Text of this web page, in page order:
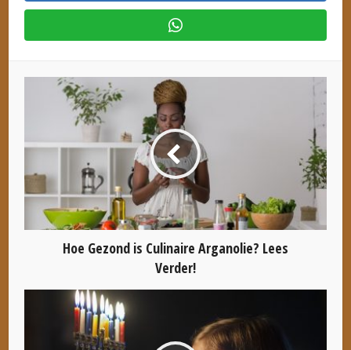
Hoe Gezond is Culinaire Arganolie? Lees
Verder!